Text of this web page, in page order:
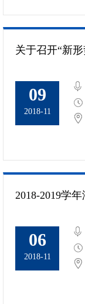
09
2018-11
06
2018-11